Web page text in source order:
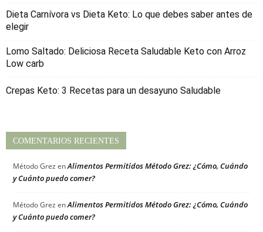
Dieta Carnívora vs Dieta Keto: Lo que debes saber antes de
elegir
Lomo Saltado: Deliciosa Receta Saludable Keto con Arroz
Low carb
Crepas Keto: 3 Recetas para un desayuno Saludable
COMENTARIOS RECIENTES
Método Grez enAlimentos Permitidos Método Grez: ¿Cómo, Cuándo
y Cuánto puedo comer?
Método Grez enAlimentos Permitidos Método Grez: ¿Cómo, Cuándo
y Cuánto puedo comer?